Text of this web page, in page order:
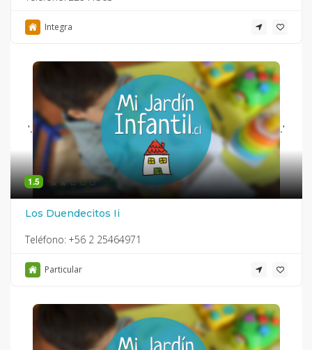
Integra
'. .'
1.5
Los Duendecitos Ii
Teléfono: +56 2 25464971
Particular